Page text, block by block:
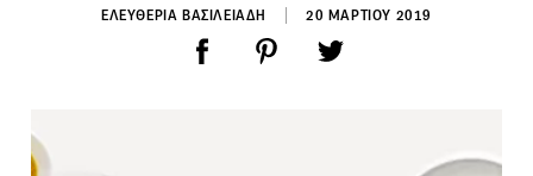
ΕΛΕΥΘΕΡΙΑ ΒΑΣΙΛΕΙΑΔΗ 20 ΜΑΡΤΙΟΥ 2019